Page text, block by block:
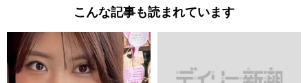
こんな記事も読まれています